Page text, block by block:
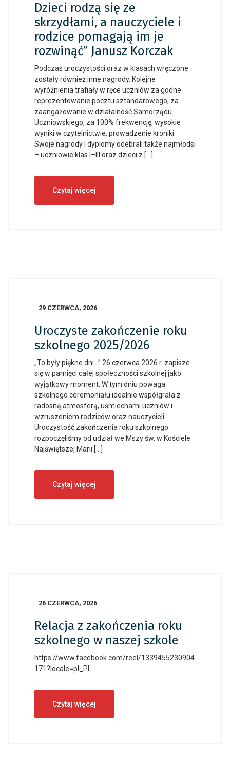
Dzieci rodzą się ze
skrzydłami, a nauczyciele i
rodzice pomagają im je
rozwinąć” Janusz Korczak
Podczas uroczystości oraz w klasach wręczone
zostały również inne nagrody. Kolejne
wyróżnienia trafiały w ręce uczniów za godne
reprezentowanie pocztu sztandarowego, za
zaangażowanie w działalność Samorządu
Uczniowskiego, za 100% frekwencję, wysokie
wyniki w czytelnictwie, prowadzenie kroniki.
Swoje nagrody i dyplomy odebrali także najmłodsi
– uczniowie klas I–III oraz dzieci z […]
Czytaj więcej
29 CZERWCA, 2026
Uroczyste zakończenie roku
szkolnego 2025/2026
„To były piękne dni…” 26 czerwca 2026 r. zapisze
się w pamięci całej społeczności szkolnej jako
wyjątkowy moment. W tym dniu powaga
szkolnego ceremoniału idealnie współgrała z
radosną atmosferą, uśmiechami uczniów i
wzruszeniem rodziców oraz nauczycieli.
Uroczystość zakończenia roku szkolnego
rozpoczęliśmy od udział we Mszy św. w Kościele
Najświętszej Marii […]
Czytaj więcej
26 CZERWCA, 2026
Relacja z zakończenia roku
szkolnego w naszej szkole
https://www.facebook.com/reel/1339455230904
171?locale=pl_PL
Czytaj więcej